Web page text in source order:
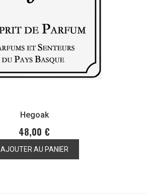
Hegoak
48,00 €
AJOUTER AU PANIER